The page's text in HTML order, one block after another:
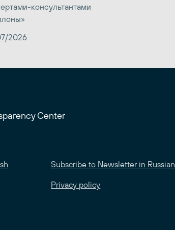
консультантами
2026
Center
Subscribe to Newsletter in Russian
Privacy policy